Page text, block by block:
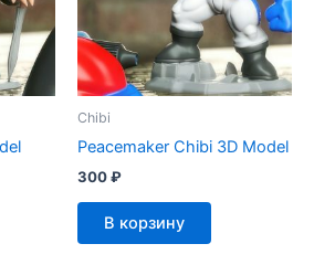
Chibi
Peacemaker Chibi 3D Model
300₽
В корзину